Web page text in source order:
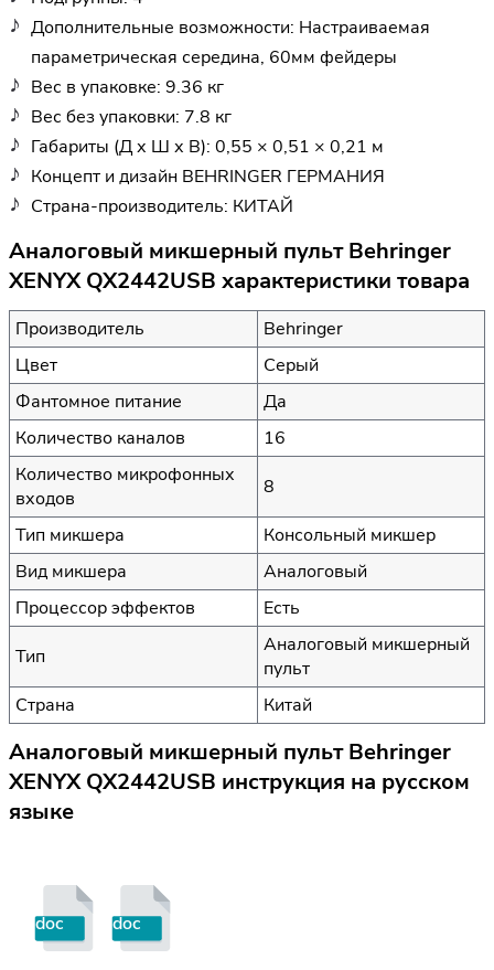
Дополнительные возможности: Настраиваемая
параметрическая середина, 60мм фейдеры
Вес в упаковке: 9.36 кг
Вес без упаковки: 7.8 кг
Габариты (Д х Ш х В): 0,55 × 0,51 × 0,21 м
Концепт и дизайн BEHRINGER ГЕРМАНИЯ
Страна-производитель: КИТАЙ
Аналоговый микшерный пульт Behringer
XENYX QX2442USB характеристики товара
Производитель
Behringer
Цвет
Серый
Фантомное питание
Да
Количество каналов
16
Количество микрофонных
входов
8
Тип микшера
Консольный микшер
Вид микшера
Аналоговый
Процессор эффектов
Есть
Тип
Аналоговый микшерный
пульт
Страна
Китай
Аналоговый микшерный пульт Behringer
XENYX QX2442USB инструкция на русском
языке
doc doc